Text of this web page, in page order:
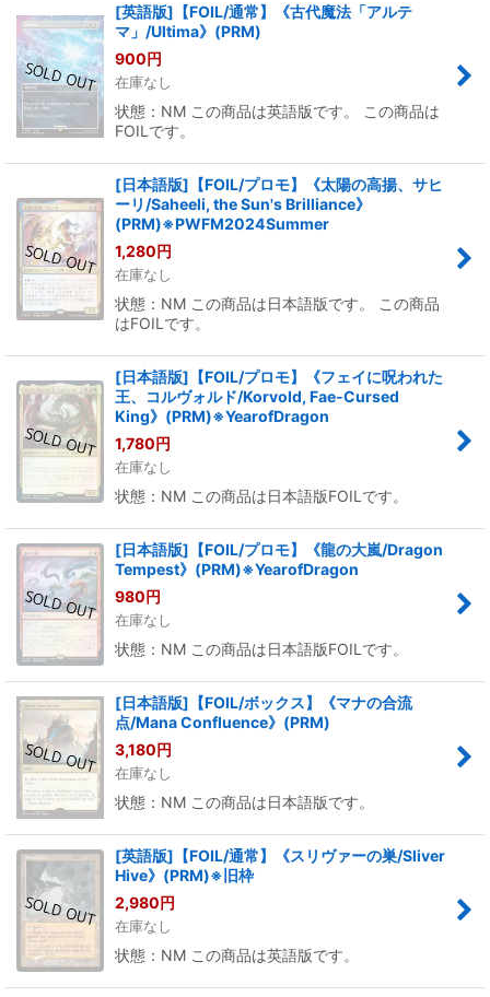
[英語版]【FOIL/通常】《古代魔法「アルテ
マ」/Ultima》(PRM)
900円
在庫なし
状態：NM この商品は英語版です。 この商品は
FOILです。
[日本語版]【FOIL/プロモ】《太陽の高揚、サヒ
ーリ/Saheeli, the Sun's Brilliance》
(PRM)※PWFM2024Summer
1,280円
在庫なし
状態：NM この商品は日本語版です。 この商品
はFOILです。
[日本語版]【FOIL/プロモ】《フェイに呪われた
王、コルヴォルド/Korvold, Fae-Cursed
King》(PRM)※YearofDragon
1,780円
在庫なし
状態：NM この商品は日本語版FOILです。
[日本語版]【FOIL/プロモ】《龍の大嵐/Dragon
Tempest》(PRM)※YearofDragon
980円
在庫なし
状態：NM この商品は日本語版FOILです。
[日本語版]【FOIL/ボックス】《マナの合流
点/Mana Confluence》(PRM)
3,180円
在庫なし
状態：NM この商品は日本語版です。
[英語版]【FOIL/通常】《スリヴァーの巣/Sliver
Hive》(PRM)※旧枠
2,980円
在庫なし
状態：NM この商品は英語版です。